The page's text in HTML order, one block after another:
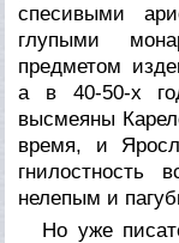
спесивыми
глупыми
предметом
а в 40-50-х
высмеяны
время, и
гнилостность
нелепым и
Но уже